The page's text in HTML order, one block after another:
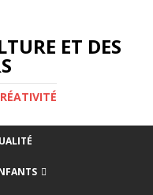
ET DES